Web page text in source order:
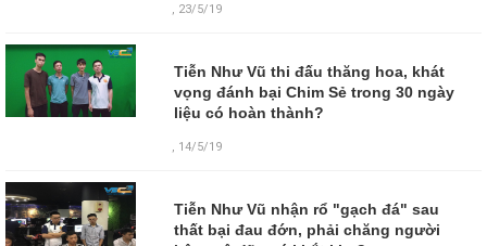
, 23/5/19
Tiễn Như Vũ thi đấu thăng hoa, khát
vọng đánh bại Chim Sẻ trong 30 ngày
liệu có hoàn thành?
, 14/5/19
Tiễn Như Vũ nhận rổ "gạch đá" sau
thất bại đau đớn, phải chăng người